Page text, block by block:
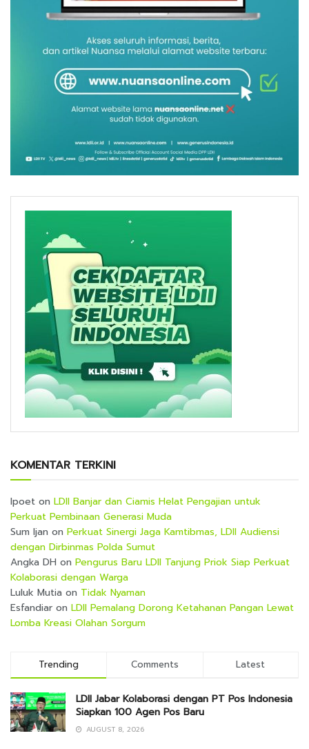
KOMENTAR TERKINI
Ipoet on LDII Banjar dan Ciamis Helat Pengajian untuk
Perkuat Pembinaan Generasi Muda
Sum Ijan on Perkuat Sinergi Jaga Kamtibmas, LDII Audiensi
dengan Dirbinmas Polda Sumut
Angka DH on Pengurus Baru LDII Tanjung Priok Siap Perkuat
Kolaborasi dengan Warga
Luluk Mutia on Tidak Nyaman
Esfandiar on LDII Pemalang Dorong Ketahanan Pangan Lewat
Lomba Kreasi Olahan Sorgum
Trending Comments Latest
LDII Jabar Kolaborasi dengan PT Pos Indonesia
Siapkan 100 Agen Pos Baru
AUGUST 8, 2026